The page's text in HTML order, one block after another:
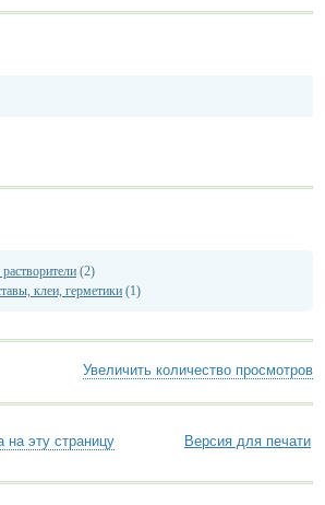
(2)
клеи, герметики (1)
Увеличить количество просмотров
на эту страницу Версия для печати